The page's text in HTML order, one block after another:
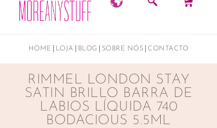
HOME LOJA BLOG SOBRE NÓS CONTACTO
RIMMEL LONDON STAY
SATIN BRILLO BARRA DE
LABIOS LÍQUIDA 740
BODACIOUS 5.5ML